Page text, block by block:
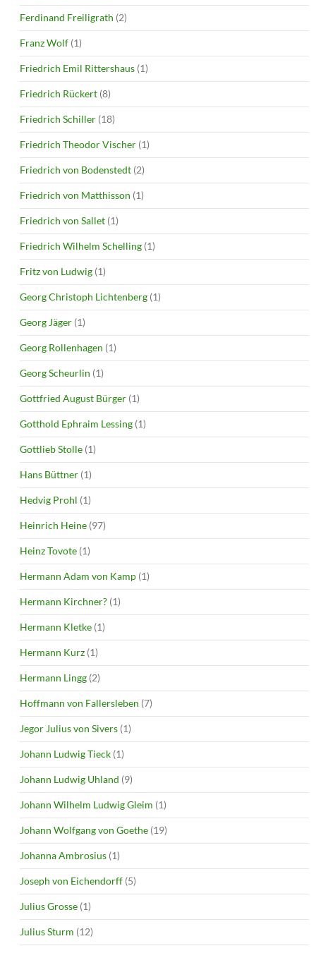
Ferdinand Freiligrath (2)
Franz Wolf (1)
Friedrich Emil Rittershaus (1)
Friedrich Rückert (8)
Friedrich Schiller (18)
Friedrich Theodor Vischer (1)
Friedrich von Bodenstedt (2)
Friedrich von Matthisson (1)
Friedrich von Sallet (1)
Friedrich Wilhelm Schelling (1)
Fritz von Ludwig (1)
Georg Christoph Lichtenberg (1)
Georg Jäger (1)
Georg Rollenhagen (1)
Georg Scheurlin (1)
Gottfried August Bürger (1)
Gotthold Ephraim Lessing (1)
Gottlieb Stolle (1)
Hans Büttner (1)
Hedvig Prohl (1)
Heinrich Heine (97)
Heinz Tovote (1)
Hermann Adam von Kamp (1)
Hermann Kirchner? (1)
Hermann Kletke (1)
Hermann Kurz (1)
Hermann Lingg (2)
Hoffmann von Fallersleben (7)
Jegor Julius von Sivers (1)
Johann Ludwig Tieck (1)
Johann Ludwig Uhland (9)
Johann Wilhelm Ludwig Gleim (1)
Johann Wolfgang von Goethe (19)
Johanna Ambrosius (1)
Joseph von Eichendorff (5)
Julius Grosse (1)
Julius Sturm (12)